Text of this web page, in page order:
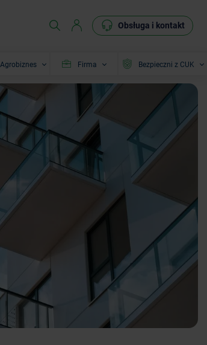
Obsługa i kontakt
Agrobiznes Firma Bezpieczni z CUK